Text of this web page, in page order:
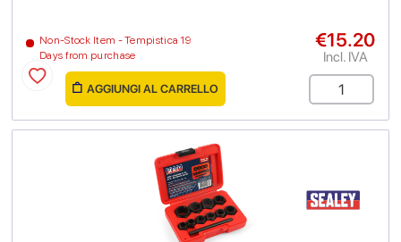
Non-Stock Item - Tempistica 19
Days from purchase
€15.20
Incl. IVA
AGGIUNGI AL CARRELLO